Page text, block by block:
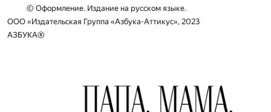
© Оформление. Издание на русском языке.
ООО «Издательская Группа «Азбука-Аттикус», 2023
АЗБУКА®